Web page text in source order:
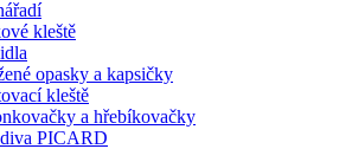
kleště
opasky a kapsičky
kleště
a hřebíkovačky
PICARD